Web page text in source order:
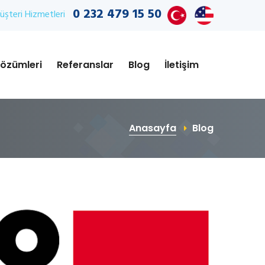
Hizmetleri 0 232 479 15 50
Referanslar Blog İletişim
Anasayfa Blog